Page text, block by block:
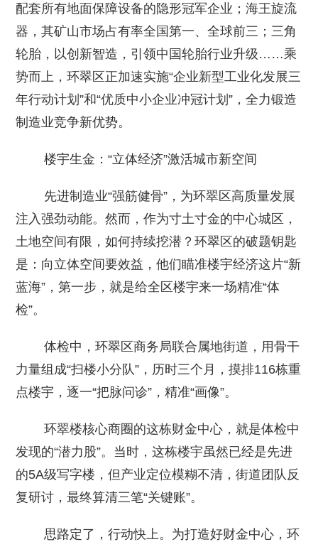
配套所有地面保障设备的隐形冠军企业；海王旋流
器，其矿山市场占有率全国第一、全球前三；三角
轮胎，以创新智造，引领中国轮胎行业升级……乘
势而上，环翠区正加速实施“企业新型工业化发展三
年行动计划”和“优质中小企业冲冠计划”，全力锻造
制造业竞争新优势。
楼宇生金：“立体经济”激活城市新空间
先进制造业“强筋健骨”，为环翠区高质量发展
注入强劲动能。然而，作为寸土寸金的中心城区，
土地空间有限，如何持续挖潜？环翠区的破题钥匙
是：向立体空间要效益，他们瞄准楼宇经济这片“新
蓝海”，第一步，就是给全区楼宇来一场精准“体
检”。
体检中，环翠区商务局联合属地街道，用骨干
力量组成“扫楼小分队”，历时三个月，摸排116栋重
点楼宇，逐一“把脉问诊”，精准“画像”。
环翠楼核心商圈的这栋财金中心，就是体检中
发现的“潜力股”。当时，这栋楼宇虽然已经是先进
的5A级写字楼，但产业定位模糊不清，街道团队反
复研讨，最终算清三笔“关键账”。
思路定了，行动快上。为打造好财金中心，环